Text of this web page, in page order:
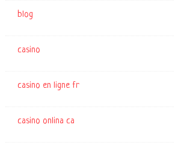
blog
casino
casino en ligne fr
casino onlina ca